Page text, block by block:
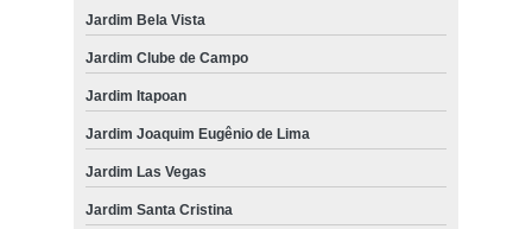
Jardim Bela Vista
Jardim Clube de Campo
Jardim Itapoan
Jardim Joaquim Eugênio de Lima
Jardim Las Vegas
Jardim Santa Cristina